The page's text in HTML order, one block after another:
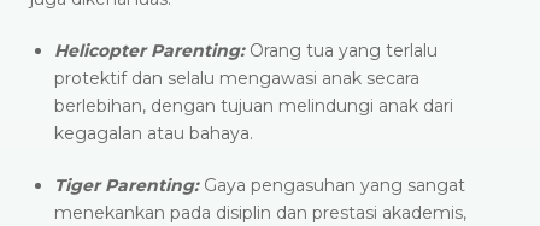
Helicopter Parenting: Orang tua yang terlalu
protektif dan selalu mengawasi anak secara
berlebihan, dengan tujuan melindungi anak dari
kegagalan atau bahaya.​
Tiger Parenting: Gaya pengasuhan yang sangat
menekankan pada disiplin dan prestasi akademis,